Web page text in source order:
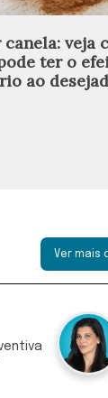
canela: veja
ter o
ao
Ver mais